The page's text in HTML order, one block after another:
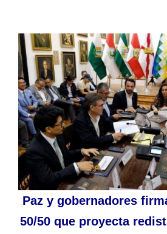
Paz y gobernadores
50/50 que proyecta